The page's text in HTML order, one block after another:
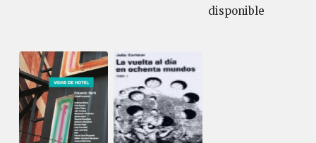
disponible